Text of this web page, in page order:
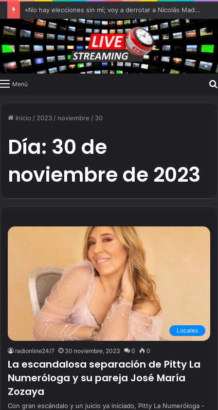
«No hay elecciones sin mí; voy a derrotar a Nicolás Maduro»
Menú
Inicio / 2023 / noviembre / 30
Día: 30 de
noviembre de 2023
Locales
radionline24/7 30 noviembre, 2023 0 0
La escandalosa separación de Pitty La
Numeróloga y su pareja José María
Zozaya
Con gran escándalo y un juicio ya iniciado, Pitty La Numeróloga -